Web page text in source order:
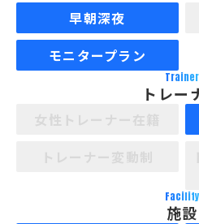
早朝深夜
モニタープラン
Trainer
トレー
Facility
施設